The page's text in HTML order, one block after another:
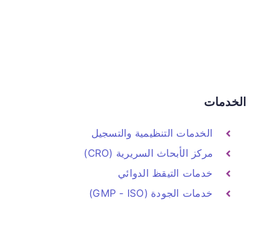
الخدمات
الخدمات التنظيمية والتسجيل
مركز الأبحاث السريرية (CRO)
خدمات التيقظ الدوائي
خدمات الجودة (GMP - ISO)